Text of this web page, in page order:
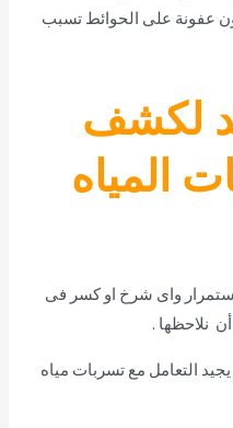
عفونة على الحوائط تسبب
لكشف
المياه
واى شرخ او كسر فى
نلاحظها .
التعامل مع تسربات مياه